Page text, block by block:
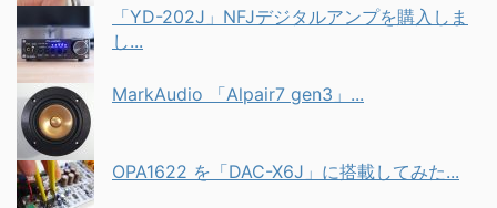
「YD-202J」NFJデジタルアンプを購入しま
し...
MarkAudio 「Alpair7 gen3」...
OPA1622 を「DAC-X6J」に搭載してみた...